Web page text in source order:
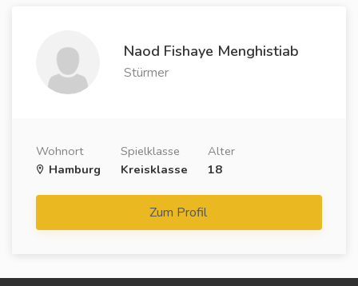
Naod Fishaye Menghistiab
Stürmer
Wohnort
Hamburg
Spielklasse
Kreisklasse
Alter
18
Zum Profil